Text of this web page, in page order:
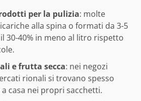
per la pulizia: molte
alla spina o formati da 3-5
30-40% in meno al litro rispetto
e frutta secca: nei negozi
rionali si trovano spesso
casa nei propri sacchetti.